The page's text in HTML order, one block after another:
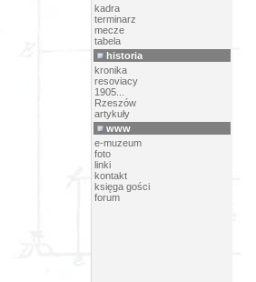
kadra
terminarz
mecze
tabela
historia
kronika
resoviacy
1905...
Rzeszów
artykuły
www
e-muzeum
foto
linki
kontakt
księga gości
forum